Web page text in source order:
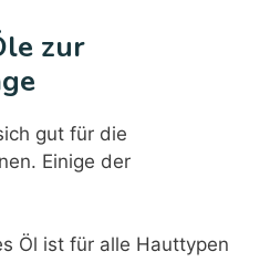
zur
gut für die
Einige der
Öl ist für alle Hauttypen